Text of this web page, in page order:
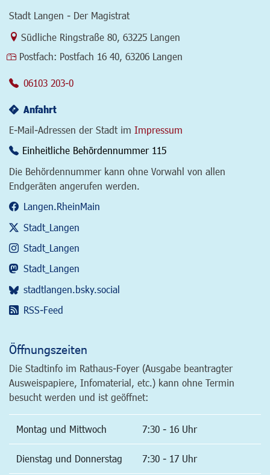
Stadt Langen - Der Magistrat
Link zur Google-Maps Navigation
Südliche Ringstraße 80 63225 Langen
Postfach: Postfach 16 40, 63206 Langen
06103 203-0
Anfahrt
E-Mail-Adressen der Stadt im Impressum
Einheitliche Behördennummer 115
Die Behördennummer kann ohne Vorwahl von allen
Endgeräten angerufen werden.
Langen.RheinMain
Stadt_Langen
Stadt_Langen
Stadt_Langen
stadtlangen.bsky.social
RSS-Feed
Öffnungszeiten
Die Stadtinfo im Rathaus-Foyer (Ausgabe beantragter
Ausweispapiere, Infomaterial, etc.) kann ohne Termin
besucht werden und ist geöffnet:
Montag und Mittwoch 7:30 - 16 Uhr
Dienstag und Donnerstag 7:30 - 17 Uhr